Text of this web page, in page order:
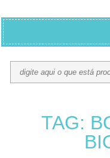
TAG: